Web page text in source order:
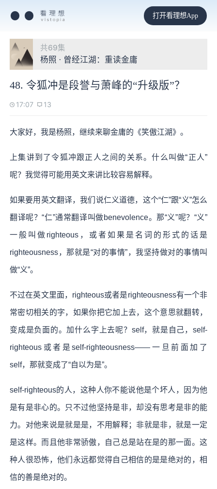
打开看理想App
共69集
杨照 · 曾经江湖：重读金庸
48. 令狐冲是段誉与萧峰的“升级版”？
17:07 13
大家好，我是杨照，继续来聊金庸的《笑傲江湖》。
上集讲到了令狐冲跟正人之间的关系。什么叫做“正人”
呢？我觉得可能用英文来讲比较容易解释。
如果要用英文翻译，我们说仁义道德，这个“仁”跟“义”怎么
翻译呢？“仁”通常翻译叫做benevolence。那“义”呢？“义”
一般叫做righteous，或者如果是名词的形式的话是
righteousness，那就是“对的事情”，我坚持做对的事情叫
做“义”。
不过在英文里面，righteous或者是righteousness有一个非
常密切相关的字，如果你把它加上去，这个意思就翻转，
变成是负面的。加什么字上去呢？self，就是自己，self-
righteous或者是self-righteousness——一旦前面加了
self，那就变成了“自以为是”。
self-righteous的人，这种人你不能说他是个坏人，因为他
是有是非心的。只不过他坚持是非，却没有思考是非的能
力。对他来说是就是是，不用解释；非就是非，就是一定
是这样。而且他非常骄傲，自己总是站在是的那一面。这
种人很恐怖，他们永远都觉得自己相信的是是绝对的，相
信的善是绝对的。